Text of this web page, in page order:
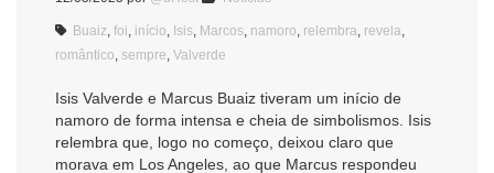
Buaiz foi início Isis Marcos namoro relembra revela
romântico sempre Valverde
Isis Valverde e Marcus Buaiz tiveram um início de
namoro de forma intensa e cheia de simbolismos. Isis
relembra que, logo no começo, deixou claro que
morava em Los Angeles, ao que Marcus respondeu